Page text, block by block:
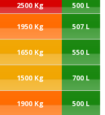
2500 Kg
500 L
1950 Kg 507 L
1650 Kg 550 L
1500 Kg 700 L
1900 Kg 500 L